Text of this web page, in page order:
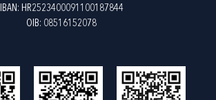
IBAN: HR2523400091100187844
OIB: 08516152078